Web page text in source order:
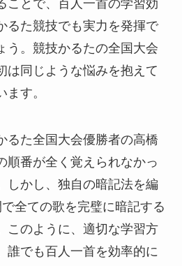
ことで、百人一首の学習効
るた競技でも実力を発揮で
う。競技かるたの全国大会
は同じような悩みを抱えて
す。
るた全国大会優勝者の高橋
順番が全く覚えられなかっ
しかし、独自の暗記法を編
全ての歌を完璧に暗記する
このように、適切な学習方
誰でも百人一首を効率的に